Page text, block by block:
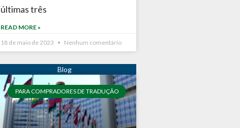
últimas três
READ MORE »
18 de maio de 2023
Nenhum comentário
PARA COMPRADORES DE TRADUÇÃO